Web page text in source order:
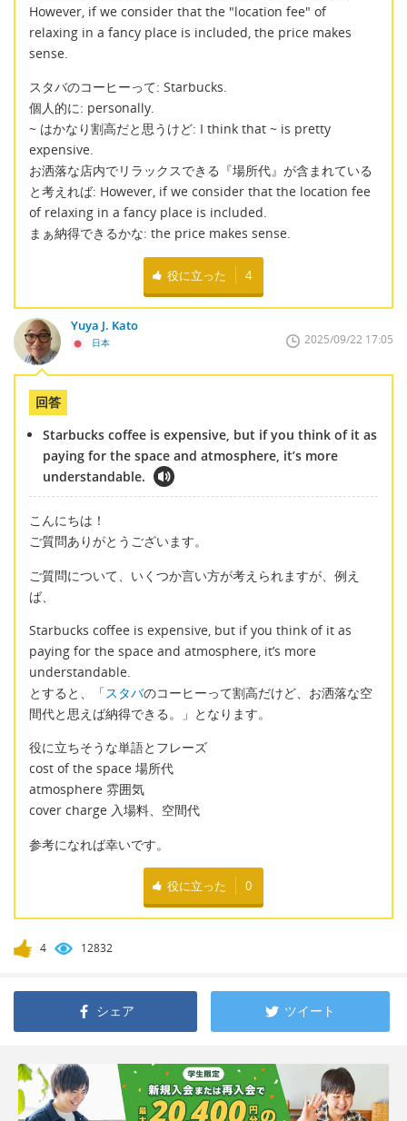
However, if we consider that the "location fee" of
relaxing in a fancy place is included, the price makes
sense.
スタバのコーヒーって: Starbucks.
個人的に: personally.
~ はかなり割高だと思うけど: I think that ~ is pretty
expensive.
お洒落な店内でリラックスできる『場所代』が含まれている
と考えれば: However, if we consider that the location fee
of relaxing in a fancy place is included.
まぁ納得できるかな: the price makes sense.
役に立った 4
Yuya J. Kato
日本 2025/09/22 17:05
回答
Starbucks coffee is expensive, but if you think of it as
paying for the space and atmosphere, it’s more
understandable.
こんにちは！
ご質問ありがとうございます。
ご質問について、いくつか言い方が考えられますが、例え
ば、
Starbucks coffee is expensive, but if you think of it as
paying for the space and atmosphere, it’s more
understandable.
とすると、「スタバのコーヒーって割高だけど、お洒落な空
間代と思えば納得できる。」となります。
役に立ちそうな単語とフレーズ
cost of the space 場所代
atmosphere 雰囲気
cover charge 入場料、空間代
参考になれば幸いです。
役に立った 0
4 12832
シェア ツイート